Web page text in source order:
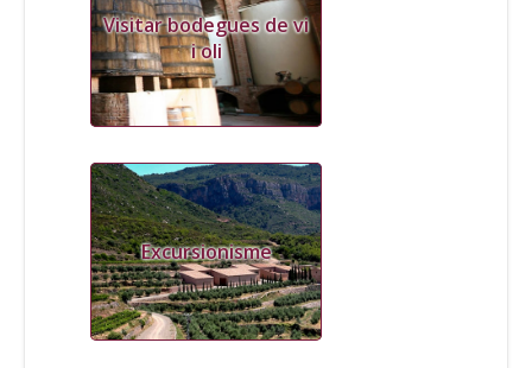
Visitar bodegues de vi
i oli
Excursionisme